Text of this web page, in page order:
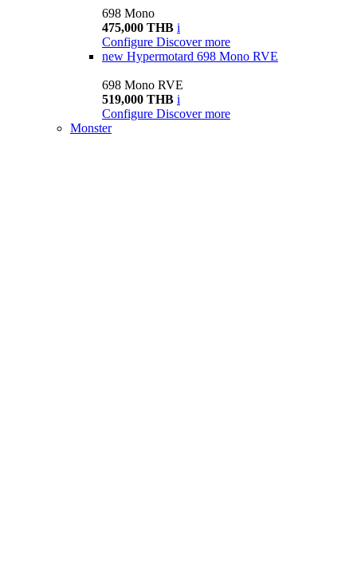
698 Mono
475,000 THB i
Configure Discover more
new Hypermotard 698 Mono RVE
698 Mono RVE
519,000 THB i
Configure Discover more
Monster